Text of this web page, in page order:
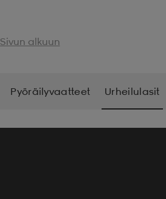
Sivun alkuun
Pyöräilyvaatteet Urheilulasit